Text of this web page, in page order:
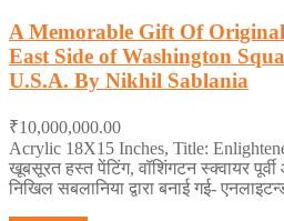
A Memorable Gift Of
East Side of Washington
U.S.A. By Nikhil Sablania
₹10,000,000.00
Acrylic 18X15 Inches, Title:
खूबसूरत हस्त पेंटिंग, वॉशिंगटन स्क्वायर
निखिल सबलानिया द्वारा बनाई गई-